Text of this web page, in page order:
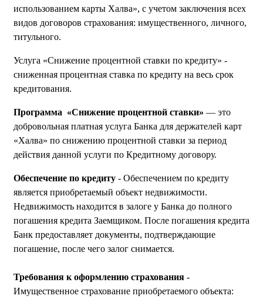
использованием карты Халва», с учетом заключения всех
видов договоров страхования: имущественного, личного,
титульного.
Услуга «Снижение процентной ставки по кредиту» -
сниженная процентная ставка по кредиту на весь срок
кредитования.
Программа «Снижение процентной ставки» — это
добровольная платная услуга Банка для держателей карт
«Халва» по снижению процентной ставки за период
действия данной услуги по Кредитному договору.
Обеспечение по кредиту - Обеспечением по кредиту
является приобретаемый объект недвижимости.
Недвижимость находится в залоге у Банка до полного
погашения кредита Заемщиком. После погашения кредита
Банк предоставляет документы, подтверждающие
погашение, после чего залог снимается.
Требования к оформлению страхования -
Имущественное страхование приобретаемого объекта: